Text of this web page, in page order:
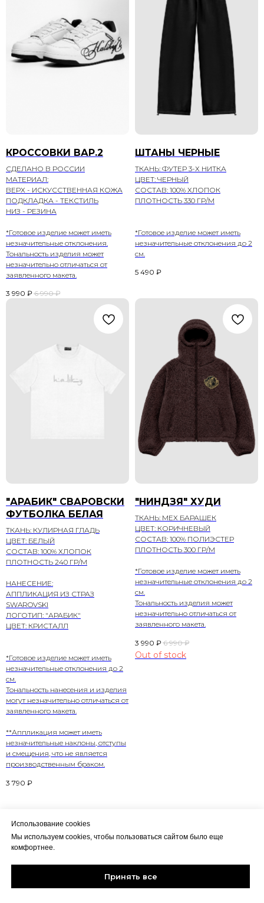
КРОССОВКИ ВАР.2
СДЕЛАНО В РОССИИ
МАТЕРИАЛ:
ВЕРХ - ИСКУССТВЕННАЯ КОЖА
ПОДКЛАДКА - ТЕКСТИЛЬ
НИЗ - РЕЗИНА
*Готовое изделие может иметь
незначительные отклонения.
Тональность изделия может
незначительно отличаться от
заявленного макета.
3 990 ₽ 6 990 ₽
ШТАНЫ ЧЕРНЫЕ
ТКАНЬ: ФУТЕР 3-Х НИТКА
ЦВЕТ: ЧЕРНЫЙ
СОСТАВ: 100% ХЛОПОК
ПЛОТНОСТЬ 330 ГР/М
*Готовое изделие может иметь
незначительные отклонения до 2
см.
5 490 ₽
"АРАБИК" СВАРОВСКИ
ФУТБОЛКА БЕЛАЯ
ТКАНЬ: КУЛИРНАЯ ГЛАДЬ
ЦВЕТ: БЕЛЫЙ
СОСТАВ: 100% ХЛОПОК
ПЛОТНОСТЬ 240 ГР/М
НАНЕСЕНИЕ:
АППЛИКАЦИЯ ИЗ СТРАЗ
SWAROVSKI
ЛОГОТИП: "АРАБИК"
ЦВЕТ: КРИСТАЛЛ
*Готовое изделие может иметь
незначительные отклонения до 2
см.
Тональность нанесения и изделия
могут незначительно отличаться от
заявленного макета.
**Аппликация может иметь
незначительные наклоны, отступы
и смещения, что не является
производственным браком.
3 790 ₽
"НИНДЗЯ" ХУДИ
ТКАНЬ: МЕХ БАРАШЕК
ЦВЕТ: КОРИЧНЕВЫЙ
СОСТАВ: 100% ПОЛИЭСТЕР
ПЛОТНОСТЬ 300 ГР/М
*Готовое изделие может иметь
незначительные отклонения до 2
см.
Тональность изделия может
незначительно отличаться от
заявленного макета.
3 990 ₽ 6 990 ₽
Out of stock
HALIKY
Контакты
Политика конфиденциальности
Использование cookies
Мы используем cookies, чтобы пользоваться сайтом было еще
комфортнее.
Принять все